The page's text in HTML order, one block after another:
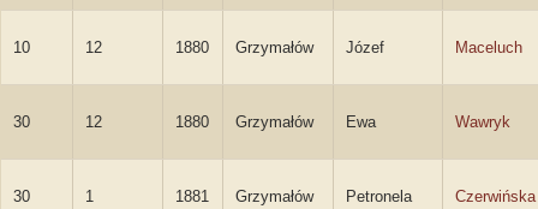
10 12 1880 Grzymałów Józef Maceluch
30 12 1880 Grzymałów Ewa Wawryk
30 1 1881 Grzymałów Petronela Czerwińska